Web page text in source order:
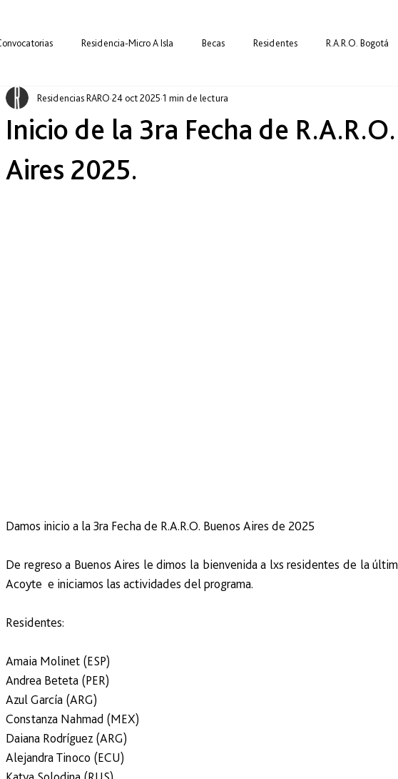
Residencia-Micro A Isla Becas Residentes R.A.R.O. Bogotá
Aires Eventos Talleres Red R.A.R.O.
Inicio de la 3ra Fecha de
Aires 2025.
Residencias RARO 24 oct 2025 1 min de lectura
Damos inicio a la 3ra Fecha de R.A.R.O. Buenos Aires de 2025
De regreso a Buenos Aires le dimos la bienvenida a lxs residentes de la
Acoyte  e iniciamos las actividades del programa.
Residentes:
Amaia Molinet (ESP)
Andrea Beteta (PER)
Azul García (ARG)
Constanza Nahmad (MEX)
Daiana Rodríguez (ARG)
Alejandra Tinoco (ECU)